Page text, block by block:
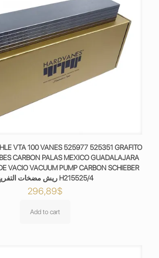
VTA 100 VANES 525977 525351 GRAFITO
CARBON PALAS MEXICO GUADALAJARA
VACIO VACUUM PUMP CARBON SCHIEBER
ريش مضخات التفريغ H215525/4
296,89$
Add to cart